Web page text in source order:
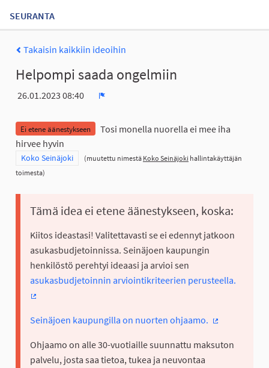
SEURANTA
Takaisin kaikkiin ideoihin
Helpompi saada ongelmiin
26.01.2023 08:40
Ei etene äänestykseen
Tosi monella nuorella ei mee iha
hirvee hyvin
Rajaa tulokset teeman mukaan: Koko Seinäjoki
Koko Seinäjoki (muutettu nimestä Koko Seinäjoki hallintakäyttäjän
toimesta)
Tämä idea ei etene äänestykseen, koska:
Kiitos ideastasi! Valitettavasti se ei edennyt jatkoon
asukasbudjetoinnissa. Seinäjoen kaupungin
henkilöstö perehtyi ideaasi ja arvioi sen
asukasbudjetoinnin arviointikriteerien perusteella.
Seinäjoen kaupungilla on nuorten ohjaamo.
Ohjaamo on alle 30-vuotiaille suunnattu maksuton
palvelu, josta saa tietoa, tukea ja neuvontaa